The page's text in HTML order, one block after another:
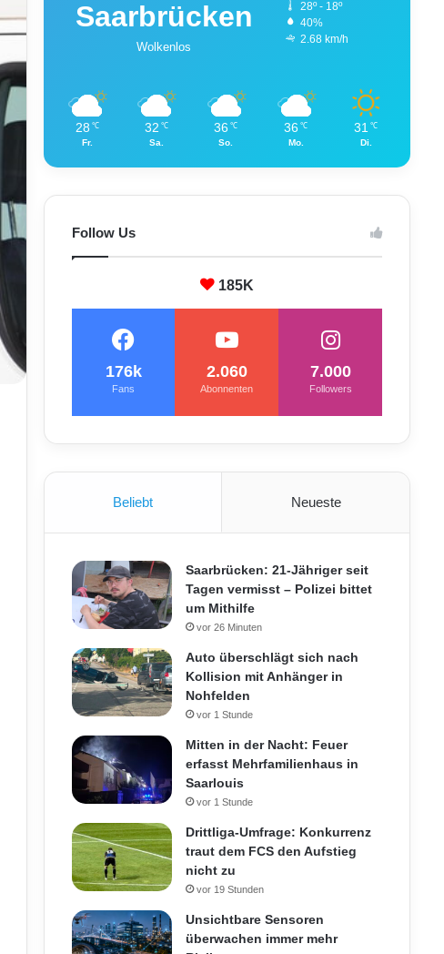
Saarbrücken
Wolkenlos
28º - 18º
40%
2.68 km/h
28 ℃
Fr.
32 ℃
Sa.
36 ℃
So.
36 ℃
Mo.
31 ℃
Di.
Follow Us
185K
176k
Fans
2.060
Abonnenten
7.000
Followers
Beliebt Neueste
Saarbrücken: 21-Jähriger seit
Tagen vermisst – Polizei bittet
um Mithilfe
vor 26 Minuten
Auto überschlägt sich nach
Kollision mit Anhänger in
Nohfelden
vor 1 Stunde
Mitten in der Nacht: Feuer
erfasst Mehrfamilienhaus in
Saarlouis
vor 1 Stunde
Drittliga-Umfrage: Konkurrenz
traut dem FCS den Aufstieg
nicht zu
vor 19 Stunden
Unsichtbare Sensoren
überwachen immer mehr